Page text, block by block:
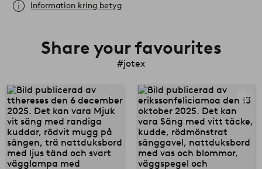
Information kring betyg
Share your favourites
#jotex